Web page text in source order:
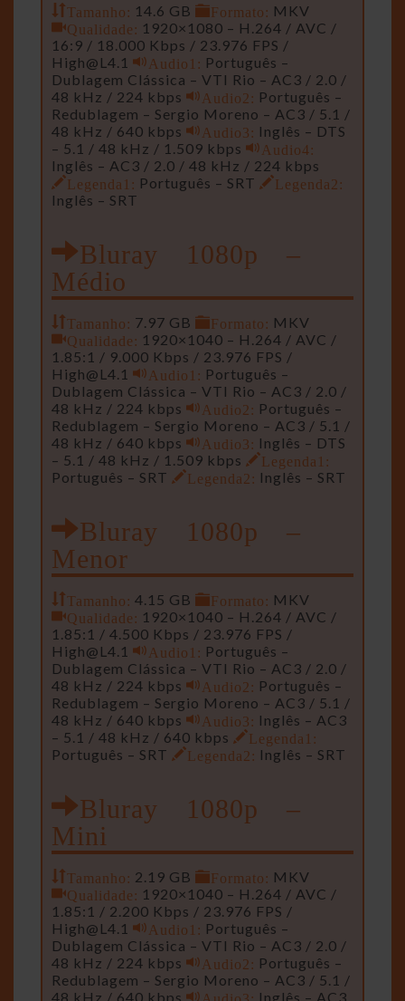
Tamanho: 14.6 GB Formato: MKV
Qualidade: 1920×1080 – H.264 / AVC /
16:9 / 18.000 Kbps / 23.976 FPS /
High@L4.1
Audio1: Português –
Dublagem Clássica – VTI Rio – AC3 / 2.0 /
48 kHz / 224 kbps
Audio2: Português –
Redublagem – Sergio Moreno – AC3 / 5.1 /
48 kHz / 640 kbps
Audio3: Inglês – DTS
– 5.1 / 48 kHz / 1.509 kbps
Audio4:
Inglês – AC3 / 2.0 / 48 kHz / 224 kbps
Legenda1: Português – SRT
Legenda2:
Inglês – SRT
Bluray 1080p –
Médio
Tamanho: 7.97 GB Formato: MKV
Qualidade: 1920×1040 – H.264 / AVC /
1.85:1 / 9.000 Kbps / 23.976 FPS /
High@L4.1
Audio1: Português –
Dublagem Clássica – VTI Rio – AC3 / 2.0 /
48 kHz / 224 kbps
Audio2: Português –
Redublagem – Sergio Moreno – AC3 / 5.1 /
48 kHz / 640 kbps
Audio3: Inglês – DTS
– 5.1 / 48 kHz / 1.509 kbps
Legenda1:
Português – SRT
Legenda2: Inglês – SRT
Bluray 1080p –
Menor
Tamanho: 4.15 GB Formato: MKV
Qualidade: 1920×1040 – H.264 / AVC /
1.85:1 / 4.500 Kbps / 23.976 FPS /
High@L4.1
Audio1: Português –
Dublagem Clássica – VTI Rio – AC3 / 2.0 /
48 kHz / 224 kbps
Audio2: Português –
Redublagem – Sergio Moreno – AC3 / 5.1 /
48 kHz / 640 kbps
Audio3: Inglês – AC3
– 5.1 / 48 kHz / 640 kbps
Legenda1:
Português – SRT
Legenda2: Inglês – SRT
Bluray 1080p –
Mini
Tamanho: 2.19 GB Formato: MKV
Qualidade: 1920×1040 – H.264 / AVC /
1.85:1 / 2.200 Kbps / 23.976 FPS /
High@L4.1
Audio1: Português –
Dublagem Clássica – VTI Rio – AC3 / 2.0 /
48 kHz / 224 kbps
Audio2: Português –
Redublagem – Sergio Moreno – AC3 / 5.1 /
48 kHz / 640 kbps
Audio3: Inglês – AC3